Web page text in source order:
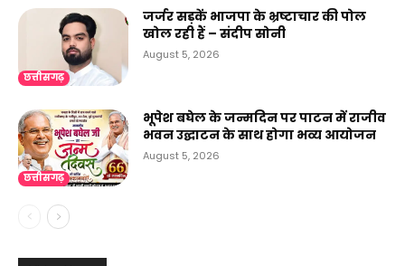
छत्तीसगढ़
जर्जर सड़कें भाजपा के भ्रष्टाचार की पोल
खोल रही हैं – संदीप सोनी
August 5, 2026
छत्तीसगढ़
भूपेश बघेल के जन्मदिन पर पाटन में राजीव
भवन उद्घाटन के साथ होगा भव्य आयोजन
August 5, 2026